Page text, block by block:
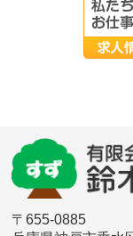
〒655-0885